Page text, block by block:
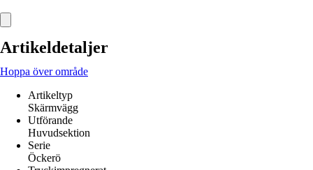
Artikeldetaljer
Hoppa över område
Artikeltyp
Skärmvägg
Utförande
Huvudsektion
Serie
Öckerö